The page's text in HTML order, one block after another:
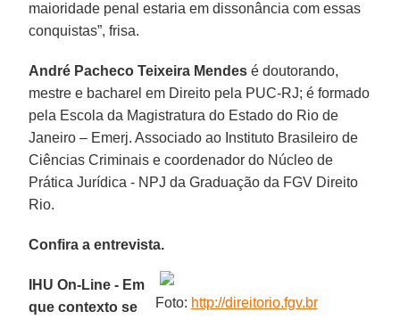
maioridade penal estaria em dissonância com essas
conquistas”, frisa.
André Pacheco Teixeira Mendes é doutorando,
mestre e bacharel em Direito pela PUC-RJ; é formado
pela Escola da Magistratura do Estado do Rio de
Janeiro – Emerj. Associado ao Instituto Brasileiro de
Ciências Criminais e coordenador do Núcleo de
Prática Jurídica - NPJ da Graduação da FGV Direito
Rio.
Confira a entrevista.
Foto: http://direitorio.fgv.br
IHU On-Line - Em
que contexto se